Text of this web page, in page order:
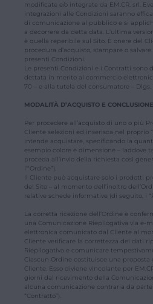
modificate e/o integrate da EM.CR. srl.
integrazioni alle Condizioni saranno
di comunicazione al pubblico e si
a decorrere da detta data. L’ultima
è quella reperibile sul Sito. È onere del
procedura d’acquisto, stampare o
presenti Condizioni.
Le presenti Condizioni e i Contratti sono
dettata in merito al commercio
70 – e alla tutela del consumatore – Dlgs.
MODALITÀ D’ACQUISTO E
Per procedere all’acquisto di uno o più
Cliente selezioni ed inserisca nel proprio
intende acquistare, specificando la
esempio colore e dimensione – laddove
proceda all’invio della richiesta così
l’“Ordine”).
Il Cliente può acquistare solo i prodotti
del Sito – al momento dell’inoltro
relative schede informative (di seguito, i
La corretta ricezione dell’Ordine è
una Comunicazione Riepilogativa via e-
elettronica comunicato dal Cliente al
Cliente verificare la correttezza dei dati
Riepilogativa e comunicare
Ciascun Ordine costituisce una
Cliente. Esso diviene vincolante per
giorni dal ricevimento della
alcuna comunicazione contraria da parte
“Contratto”).